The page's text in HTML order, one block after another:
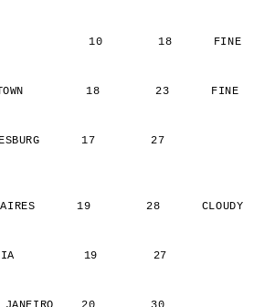
10        18      FINE
TOWN         18        23      FINE
17        27
AIRES      19        28      CLOUDY
19        27